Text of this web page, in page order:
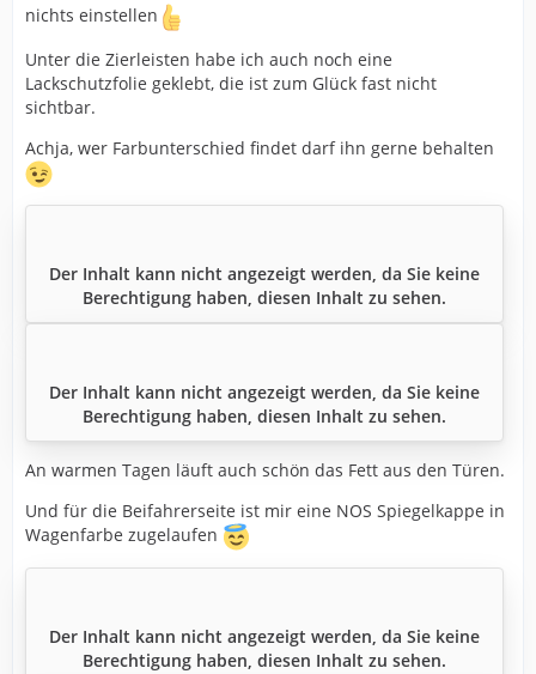
nichts einstellen
Unter die Zierleisten habe ich auch noch eine
Lackschutzfolie geklebt, die ist zum Glück fast nicht
sichtbar.
Achja, wer Farbunterschied findet darf ihn gerne behalten
Der Inhalt kann nicht angezeigt werden, da Sie keine
Berechtigung haben, diesen Inhalt zu sehen.
Der Inhalt kann nicht angezeigt werden, da Sie keine
Berechtigung haben, diesen Inhalt zu sehen.
An warmen Tagen läuft auch schön das Fett aus den Türen.
Und für die Beifahrerseite ist mir eine NOS Spiegelkappe in
Wagenfarbe zugelaufen
Der Inhalt kann nicht angezeigt werden, da Sie keine
Berechtigung haben, diesen Inhalt zu sehen.